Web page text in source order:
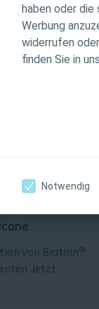
haben oder die
Werbung
widerrufen
finden Sie in
Notwendig
keinen
von Biatain®
Jetzt